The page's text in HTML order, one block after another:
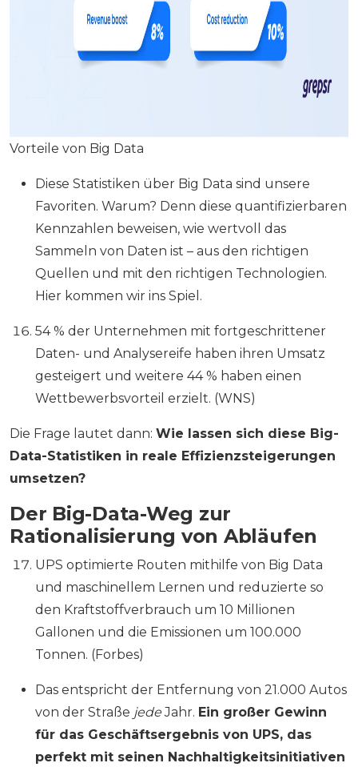
Vorteile von Big Data
Diese Statistiken über Big Data sind unsere
Favoriten. Warum? Denn diese quantifizierbaren
Kennzahlen beweisen, wie wertvoll das
Sammeln von Daten ist – aus den richtigen
Quellen und mit den richtigen Technologien.
Hier kommen wir ins Spiel.
54 % der Unternehmen mit fortgeschrittener
Daten- und Analysereife haben ihren Umsatz
gesteigert und weitere 44 % haben einen
Wettbewerbsvorteil erzielt. (WNS)
Die Frage lautet dann: Wie lassen sich diese Big-
Data-Statistiken in reale Effizienzsteigerungen
umsetzen?
Der Big-Data-Weg zur
Rationalisierung von Abläufen
UPS optimierte Routen mithilfe von Big Data
und maschinellem Lernen und reduzierte so
den Kraftstoffverbrauch um 10 Millionen
Gallonen und die Emissionen um 100.000
Tonnen. (Forbes)
Das entspricht der Entfernung von 21.000 Autos
von der Straße jedeJahr. Ein großer Gewinn
für das Geschäftsergebnis von UPS, das
perfekt mit seinen Nachhaltigkeitsinitiativen